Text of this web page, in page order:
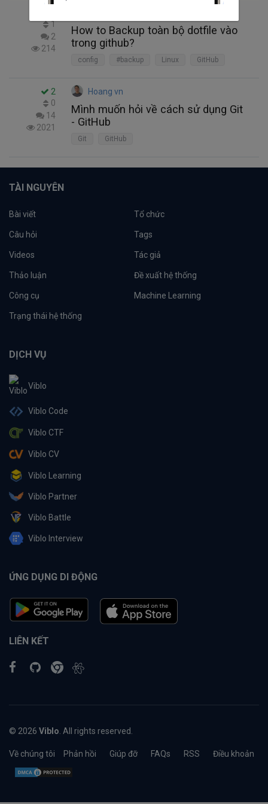
1
2
214
How to Backup toàn bộ dotfile vào
trong github?
config #backup Linux GitHub
2
0
14
2021
Hoang vn
Mình muốn hỏi về cách sử dụng Git
- GitHub
Git GitHub
TÀI NGUYÊN
Bài viết Tổ chức
Câu hỏi Tags
Videos Tác giả
Thảo luận Đề xuất hệ thống
Công cụ Machine Learning
Trạng thái hệ thống
DỊCH VỤ
Viblo
Viblo Code
Viblo CTF
Viblo CV
Viblo Learning
Viblo Partner
Viblo Battle
Viblo Interview
ỨNG DỤNG DI ĐỘNG
LIÊN KẾT
© 2026 Viblo . All rights reserved.
Về chúng tôi Phản hồi Giúp đỡ FAQs RSS Điều khoản